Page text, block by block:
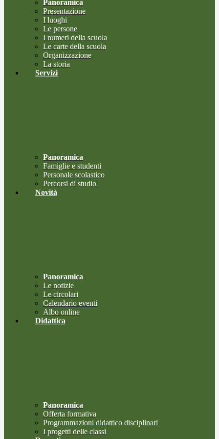
Panoramica
Presentazione
I luoghi
Le persone
I numeri della scuola
Le carte della scuola
Organizzazione
La storia
Servizi
Panoramica
Famiglie e studenti
Personale scolastico
Percorsi di studio
Novità
Panoramica
Le notizie
Le circolari
Calendario eventi
Albo online
Didattica
Panoramica
Offerta formativa
Programmazioni didattico disciplinari
I progetti delle classi